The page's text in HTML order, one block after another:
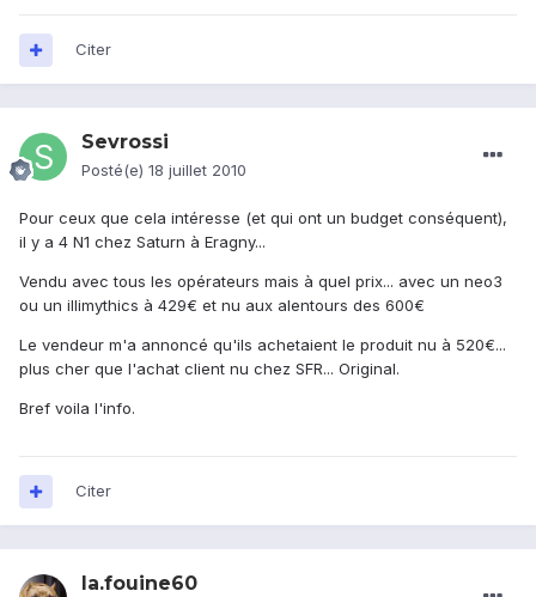
Citer
Sevrossi
Posté(e) 18 juillet 2010
Pour ceux que cela intéresse (et qui ont un budget conséquent),
il y a 4 N1 chez Saturn à Eragny...
Vendu avec tous les opérateurs mais à quel prix... avec un neo3
ou un illimythics à 429€ et nu aux alentours des 600€
Le vendeur m'a annoncé qu'ils achetaient le produit nu à 520€...
plus cher que l'achat client nu chez SFR... Original.
Bref voila l'info.
Citer
la.fouine60